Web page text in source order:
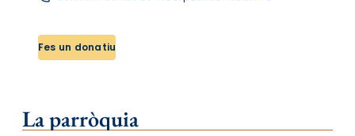
Fes un donatiu
La parròquia